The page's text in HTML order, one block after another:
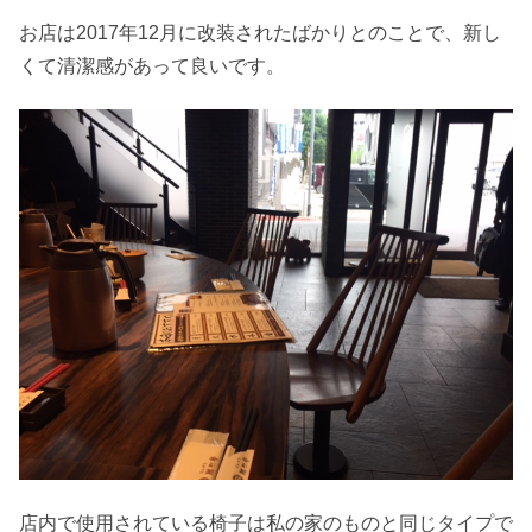
お店は2017年12月に改装されたばかりとのことで、新し
くて清潔感があって良いです。
店内で使用されている椅子は私の家のものと同じタイプで